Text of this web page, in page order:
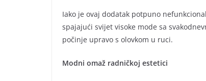
Iako je ovaj dodatak potpuno
spajajući svijet visoke mode sa
počinje upravo s olovkom u ruci.
Modni omaž radničkoj estetici